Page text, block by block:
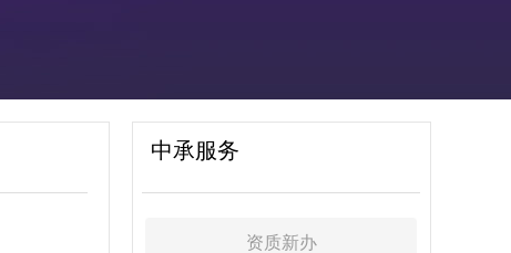
中承服务
资质新办